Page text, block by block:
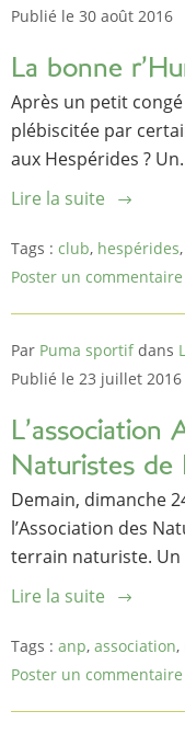
Publié le 30 août 2016
La bonne
Après un petit
plébiscitée par
aux Hespérides ?
Lire la suite
Tags : club, hespérides,
Poster un commentaire
Par Puma sportif dans
Publié le 23 juillet 2016
L’association
Naturistes de
Demain, dimanche
l’Association des
terrain naturiste. Un
Lire la suite
Tags : anp, association,
Poster un commentaire